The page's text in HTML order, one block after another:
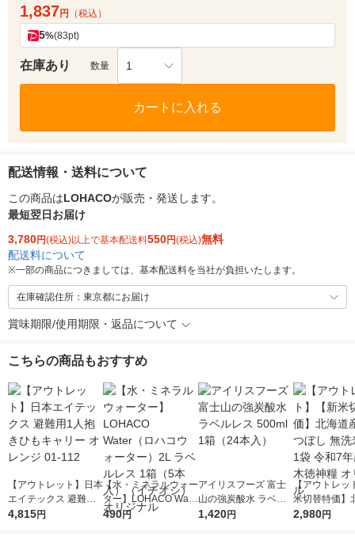
1,837円 （税込）
5%(83pt)
在庫あり 数量 1
カートに入れる
配送情報・送料について
この商品はLOHACOが販売・発送します。
最短翌日お届け
3,780円(税込)以上で基本配送料550円(税込)無料
配送料について
※一部の商品につきましては、基本配送料を当社が負担いたします。
在庫確認住所：東京都にお届け
賞味期限/使用期限・返品について
こちらの商品もおすすめ
【アウトレット】日本
エイテックス 避難用1
人抱きひもキャリー
4,815円
【水・ミネラルウォー
ター】LOHACO Wate
r（ロハコウォータ
490円
アイリスフーズ 富士
山の強炭酸水 ラベル
レス 500ml 1箱（24
1,420円
【アウトレッ
米切替特価】
ななつぼし 無
2,980円